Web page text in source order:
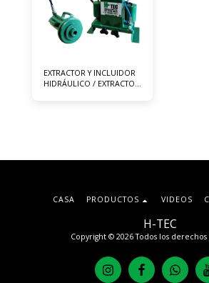
EXTRACTOR Y INCLUIDOR
HIDRÁULICO / EXTRACTOR
H-TEC
Copyright © 2026 Todos los
CASA PRODUCTOS VIDEOS